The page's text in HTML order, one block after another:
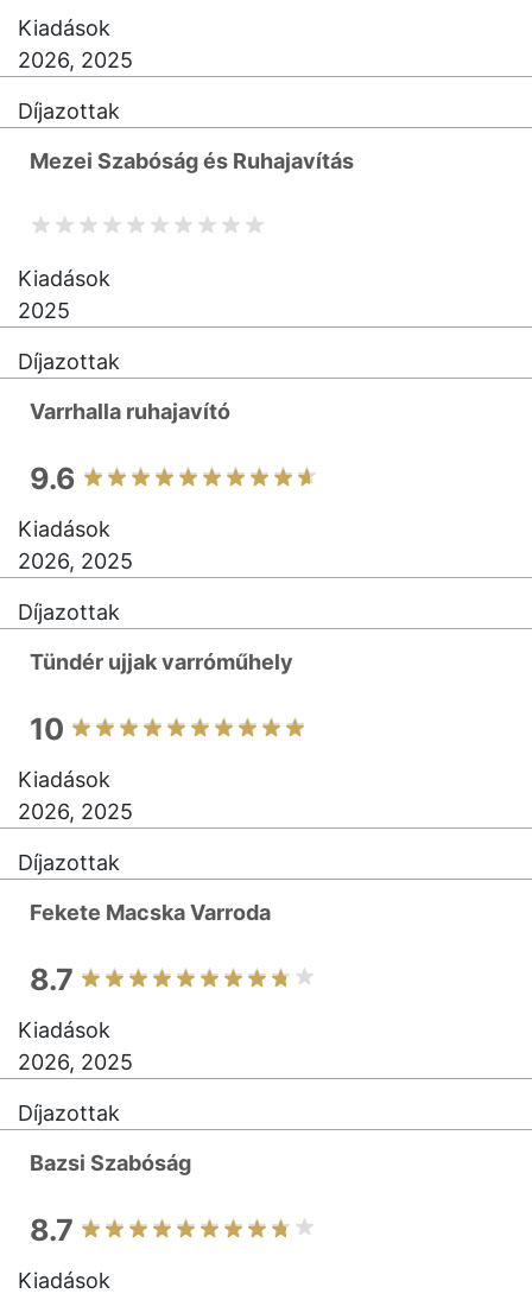
Kiadások
2026, 2025
Díjazottak
Mezei Szabóság és Ruhajavítás
Kiadások
2025
Díjazottak
Varrhalla ruhajavító
9.6
Kiadások
2026, 2025
Díjazottak
Tündér ujjak varróműhely
10
Kiadások
2026, 2025
Díjazottak
Fekete Macska Varroda
8.7
Kiadások
2026, 2025
Díjazottak
Bazsi Szabóság
8.7
Kiadások